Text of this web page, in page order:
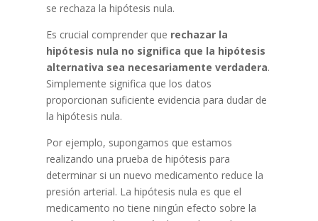
se rechaza la hipótesis nula.
Es crucial comprender que rechazar la
hipótesis nula no significa que la hipótesis
alternativa sea necesariamente verdadera.
Simplemente significa que los datos
proporcionan suficiente evidencia para dudar de
la hipótesis nula.
Por ejemplo, supongamos que estamos
realizando una prueba de hipótesis para
determinar si un nuevo medicamento reduce la
presión arterial. La hipótesis nula es que el
medicamento no tiene ningún efecto sobre la